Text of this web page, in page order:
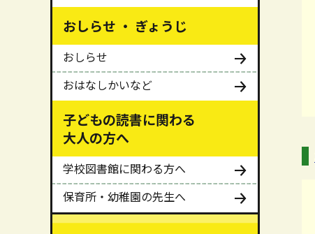
おしらせ ・ ぎょうじ
おしらせ
おはなしかいなど
子どもの読書に関わる
大人の方へ
学校図書館に関わる方へ
保育所・幼稚園の先生へ
メインメニューここまで。